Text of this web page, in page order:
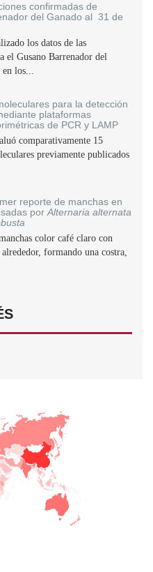
confirmadas de
del Ganado al 31 de
los datos de las
el Gusano Barrenador del
en los...
para la detección
plataformas
de PCR y LAMP
comparativamente 15
previamente publicados
reporte de manchas en
por Alternaria alternata
color café claro con
formando una costra,